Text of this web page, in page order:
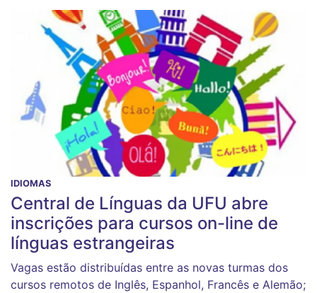
IDIOMAS
Central de Línguas da UFU abre
inscrições para cursos on-line de
línguas estrangeiras
Vagas estão distribuídas entre as novas turmas dos
cursos remotos de Inglês, Espanhol, Francês e Alemão;